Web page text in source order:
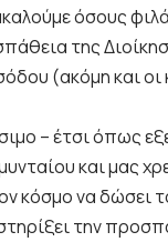
όσους
της
(ακόμη και οι
– έτσι όπως
και μας
κόσμο να δώσει
την